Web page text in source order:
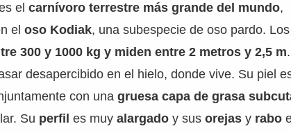
elcarnívoro terrestre más grande del mundo,
eloso Kodiak, una subespecie de oso pardo.
300 y 1000 kg y miden entre 2 metros y 2,5 m
desapercibido en el hielo, donde vive. Su piel
con unagruesa capa de grasa
Su perfiles muyalargadoy susorejasy rabo